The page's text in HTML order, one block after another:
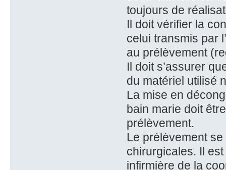
toujours de
Il doit vérifier la
celui transmis par
au prélèvement
Il doit s’assurer
du matériel utilisé
La mise en
bain marie doit
prélèvement.
Le prélèvement
chirurgicales. Il
infirmière de la